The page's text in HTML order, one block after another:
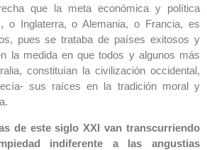
que la meta económica y política
o Inglaterra, o Alemania, o Francia, es
pues se trataba de países exitosos y
la medida en que todos y algunos más
constituían la civilización occidental,
sus raíces en la tradición moral y
de este siglo XXI van transcurriendo
indiferente a las angustias